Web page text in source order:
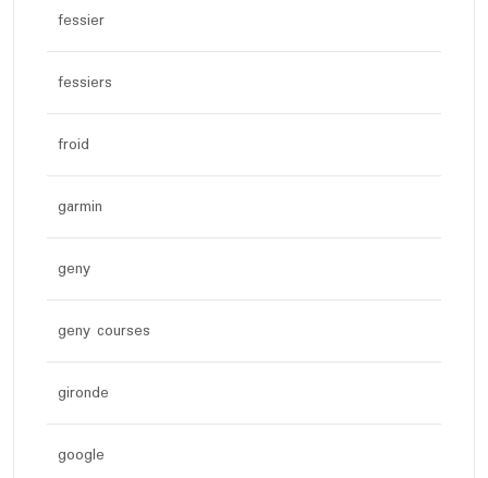
fessier
fessiers
froid
garmin
geny
geny courses
gironde
google